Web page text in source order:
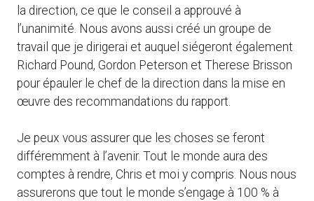
la direction, ce que le conseil a approuvé à
l’unanimité. Nous avons aussi créé un groupe de
travail que je dirigerai et auquel siégeront également
Richard Pound, Gordon Peterson et Therese Brisson
pour épauler le chef de la direction dans la mise en
œuvre des recommandations du rapport.
Je peux vous assurer que les choses se feront
différemment à l’avenir. Tout le monde aura des
comptes à rendre, Chris et moi y compris. Nous nous
assurerons que tout le monde s’engage à 100 % à